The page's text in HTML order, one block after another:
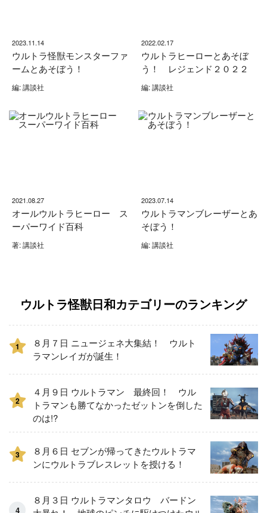
2023.11.14
ウルトラ怪獣モンスターファ
ームとあそぼう！
編: 講談社
2022.02.17
ウルトラヒーローとあそぼ
う！ レジェンド２０２２
編: 講談社
2021.08.27
オールウルトラヒーロー ス
ーパーワイド百科
著: 講談社
2023.07.14
ウルトラマンブレーザーとあ
そぼう！
編: 講談社
ウルトラ怪獣日和カテゴリーのランキング
1
８月７日 ニュージェネ大集結！ ウルト
ラマンレイガが誕生！
2
４月９日 ウルトラマン 最終回！ ウル
トラマンも勝てなかったゼットンを倒した
のは!?
3
８月６日 セブンが帰ってきたウルトラマ
ンにウルトラブレスレットを授ける！
８月３日 ウルトラマンタロウ バードン